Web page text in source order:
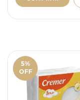
5%
OFF